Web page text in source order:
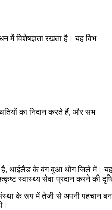
में विशेषज्ञता रखता है। यह विभ
का निदान करते हैं, और सभ
है, थाईलैंड के बंग बुआ थोंग जिले में।
स्वास्थ्य सेवा प्रदान करने की
के रूप में तेजी से अपनी पहचान